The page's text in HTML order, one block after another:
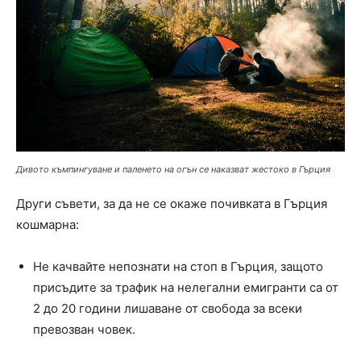
Дивото къмпингуване и паленето на огън се наказват жестоко в Гърция
Други съвети, за да не се окаже почивката в Гърция
кошмарна:
Не качвайте непознати на стоп в Гърция, защото
присъдите за трафик на нелегални емигранти са от
2 до 20 години лишаване от свобода за всеки
превозван човек.